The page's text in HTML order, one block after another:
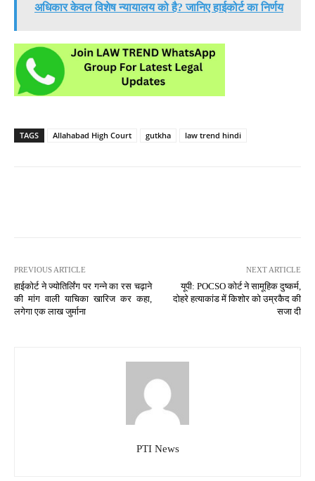
अधिकार केवल विशेष न्यायालय को है? जानिए हाईकोर्ट का निर्णय
TAGS Allahabad High Court gutkha law trend hindi
PREVIOUS ARTICLE
हाईकोर्ट ने ज्योतिर्लिंग पर गन्ने का रस चढ़ाने
की मांग वाली याचिका खारिज कर कहा,
लगेगा एक लाख जुर्माना
NEXT ARTICLE
यूपी: POCSO कोर्ट ने सामूहिक दुष्कर्म,
दोहरे हत्याकांड में किशोर को उम्रकैद की
सजा दी
PTI News